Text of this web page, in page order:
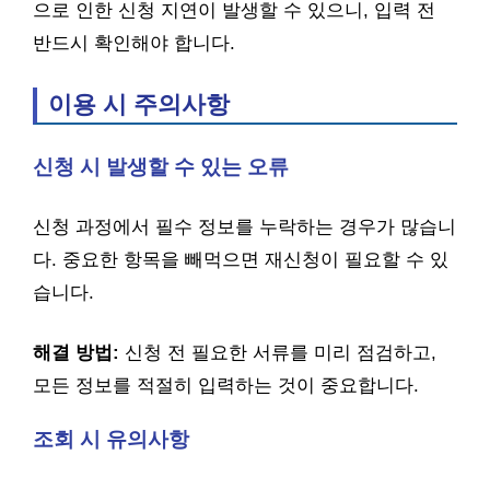
으로 인한 신청 지연이 발생할 수 있으니, 입력 전
반드시 확인해야 합니다.
이용 시 주의사항
신청 시 발생할 수 있는 오류
신청 과정에서 필수 정보를 누락하는 경우가 많습니
다. 중요한 항목을 빼먹으면 재신청이 필요할 수 있
습니다.
해결 방법: 신청 전 필요한 서류를 미리 점검하고,
모든 정보를 적절히 입력하는 것이 중요합니다.
조회 시 유의사항